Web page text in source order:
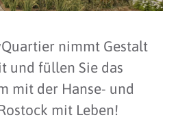
nimmt Gestalt
und füllen Sie das
mit der Hanse- und
mit Leben!